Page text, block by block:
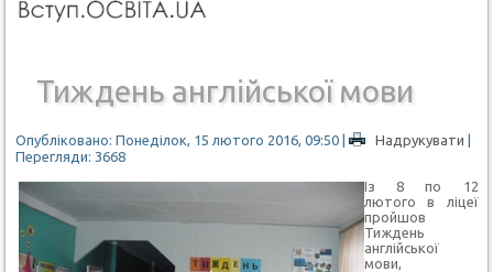
Тиждень англійської мови
Опубліковано: Понеділок, 15 лютого 2016, 09:50 | Надрукувати |
Перегляди: 3668
Із 8 по 12
лютого в ліцеї
пройшов
Тиждень
англійської
мови,